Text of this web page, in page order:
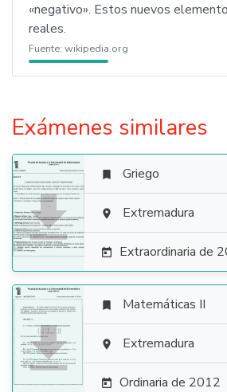
«negativo». Estos nuevos
reales.
Fuente: wikipedia.org
Exámenes similares

 Griego
 Extremadura
 Extraordinaria de

 Matemáticas II
 Extremadura
 Ordinaria de 2012